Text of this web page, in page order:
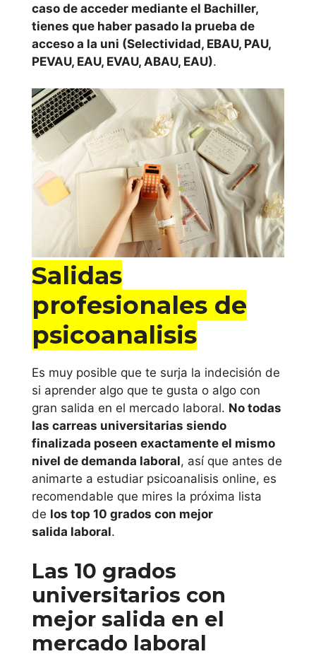
caso de acceder mediante el Bachiller,
tienes que haber pasado la prueba de
acceso a la uni (Selectividad, EBAU, PAU,
PEVAU, EAU, EVAU, ABAU, EAU).
Salidas
profesionales de
psicoanalisis
Es muy posible que te surja la indecisión de
si aprender algo que te gusta o algo con
gran salida en el mercado laboral. No todas
las carreas universitarias siendo
finalizada poseen exactamente el mismo
nivel de demanda laboral, así que antes de
animarte a estudiar psicoanalisis online, es
recomendable que mires la próxima lista
de los top 10 grados con mejor
salida laboral.
Las 10 grados
universitarios con
mejor salida en el
mercado laboral